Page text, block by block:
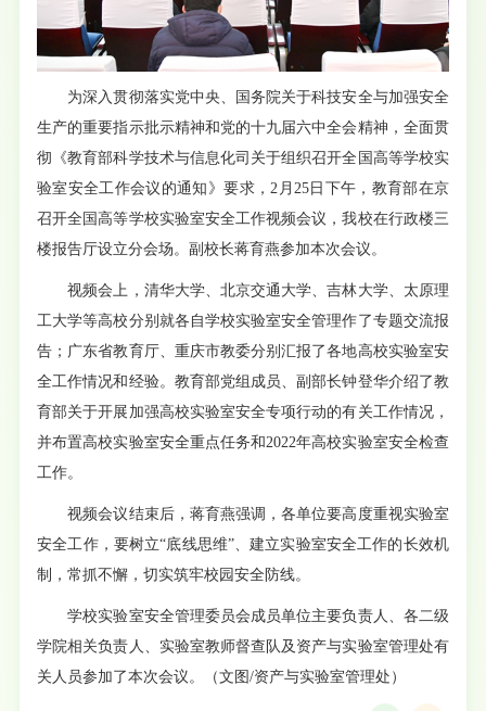
为深入贯彻落实党中央、国务院关于科技安全与加强安全
生产的重要指示批示精神和党的十九届六中全会精神，全面贯
彻《教育部科学技术与信息化司关于组织召开全国高等学校实
验室安全工作会议的通知》要求，2月25日下午，教育部在京
召开全国高等学校实验室安全工作视频会议，我校在行政楼三
楼报告厅设立分会场。副校长蒋育燕参加本次会议。
视频会上，清华大学、北京交通大学、吉林大学、太原理
工大学等高校分别就各自学校实验室安全管理作了专题交流报
告；广东省教育厅、重庆市教委分别汇报了各地高校实验室安
全工作情况和经验。教育部党组成员、副部长钟登华介绍了教
育部关于开展加强高校实验室安全专项行动的有关工作情况，
并布置高校实验室安全重点任务和2022年高校实验室安全检查
工作。
视频会议结束后，蒋育燕强调，各单位要高度重视实验室
安全工作，要树立“底线思维”、建立实验室安全工作的长效机
制，常抓不懈，切实筑牢校园安全防线。
学校实验室安全管理委员会成员单位主要负责人、各二级
学院相关负责人、实验室教师督查队及资产与实验室管理处有
关人员参加了本次会议。（文图/资产与实验室管理处）